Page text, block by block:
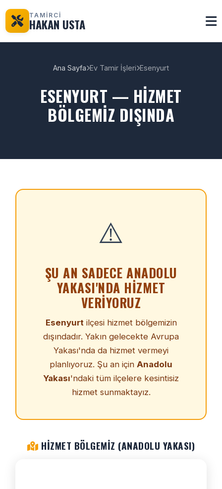
TAMİRCİ
HAKAN USTA
Ana Sayfa Ev Tamir İşleri Esenyurt
ESENYURT — HIZMET
BÖLGEMIZ DIŞINDA
⚠️
ŞU AN SADECE ANADOLU
YAKASI'NDA HIZMET
VERIYORUZ
Esenyurtilçesi hizmet bölgemizin
dışındadır. Yakın gelecekte Avrupa
Yakası'nda da hizmet vermeyi
planlıyoruz. Şu an için Anadolu
Yakası'ndaki tüm ilçelere kesintisiz
hizmet sunmaktayız.
HIZMET BÖLGEMIZ (ANADOLU YAKASI)